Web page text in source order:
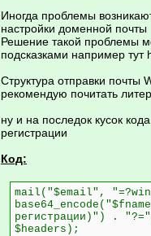
Иногда проблемы
настройки доменной почты
Решение такой проблемы
подсказками например
Структура отправки почты
рекомендую почитать
ну и на последок кусок
регистрации
Код:
mail("$email",
регистрации)") .
$headers);